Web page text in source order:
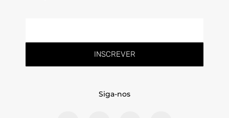
INSCREVER
Siga-nos